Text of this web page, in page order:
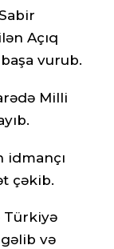
Açıq
vurub.
Milli
idmançı
çəkib.
Türkiyə
və